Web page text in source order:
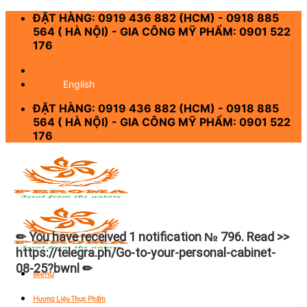
Skip
content
ĐẶT HÀNG: 0919 436 882 (HCM) - 0918 885
564 ( HÀ NỘI) - GIA CÔNG MỸ PHẨM: 0901 522
176
English
ĐẶT HÀNG: 0919 436 882 (HCM) - 0918 885
564 ( HÀ NỘI) - GIA CÔNG MỸ PHẨM: 0901 522
176
Menu
Hương Liệu Thực Phẩm
✏ You have received 1 notification № 796. Read >>
https://telegra.ph/Go-to-your-personal-cabinet-
08-25?bwnl ✏